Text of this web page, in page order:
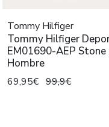
Tommy Hilfiger
Tommy Hilfiger
EM01690-AEP Stone
Hombre
69,95€ 99,9€